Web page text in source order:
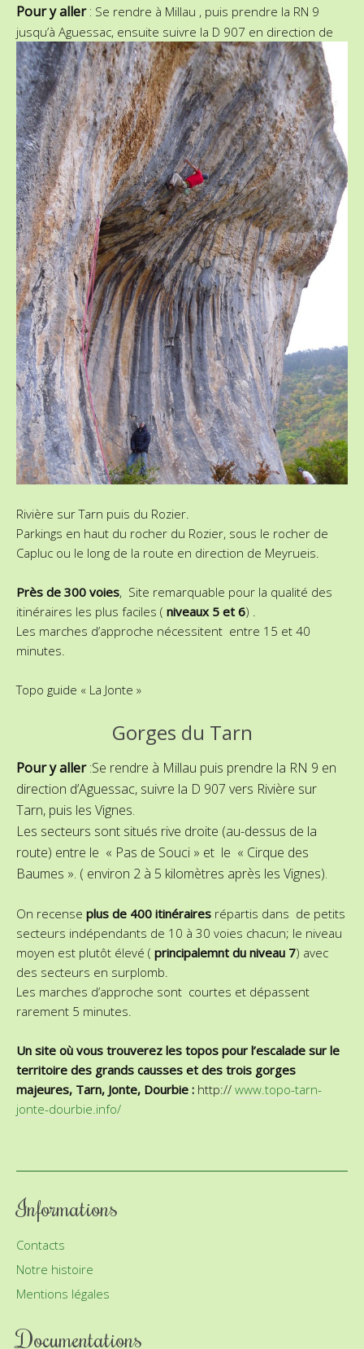
Pour y aller: Se rendre à Millau , puis prendre la RN 9
jusqu’à Aguessac, ensuite suivre la D 907 en direction de
Rivière sur Tarn puis du Rozier.
Parkings en haut du rocher du Rozier, sous le rocher de
Capluc ou le long de la route en direction de Meyrueis.
Près de 300 voies, Site remarquable pour la qualité des
itinéraires les plus faciles ( niveaux 5 et 6) .
Les marches d’approche nécessitent entre 15 et 40
minutes.
Topo guide « La Jonte »
Gorges du Tarn
Pour y aller:Se rendre à Millau puis prendre la RN 9 en
direction d’Aguessac, suivre la D 907 vers Rivière sur
Tarn, puis les Vignes.
Les secteurs sont situés rive droite (au-dessus de la
route) entre le « Pas de Souci » et le « Cirque des
Baumes ». ( environ 2 à 5 kilomètres après les Vignes).
On recense plus de 400 itinéraires répartis dans de petits
secteurs indépendants de 10 à 30 voies chacun; le niveau
moyen est plutôt élevé ( principalemnt du niveau 7) avec
des secteurs en surplomb.
Les marches d’approche sont courtes et dépassent
rarement 5 minutes.
Un site où vous trouverez les topos pour l’escalade sur le
territoire des grands causses et des trois gorges
majeures, Tarn, Jonte, Dourbie : http:// www.topo-tarn-
jonte-dourbie.info/
Informations
Contacts
Notre histoire
Mentions légales
Documentations